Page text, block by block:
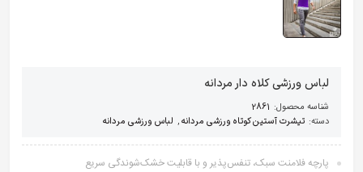
لباس ورزشی کلاه دار مردانه
شناسه محصول: 2861
دسته: تیشرت آستین کوتاه ورزشی مردانه, لباس ورزشی مردانه
پارچه فلامنت سبک، تنفس‌پذیر و با قابلیت خشک‌شوندگی سریع